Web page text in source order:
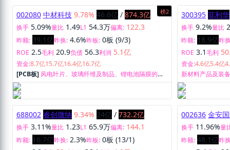
榜2
002080 中材科技 9.78% 46.6亿 / 874.3亿
换手 5.09%量比 1.49L1 54.3万偏离: 122.3
昨额: 39.1亿昨换: 4.6%昨板: 0板 (9/3)
ROE 2.5毛利 20.9负债 56.3利润 5.1亿
资金:8.7亿15.7亿16.4亿16.7亿
[PCB板] 风电叶片、玻璃纤维及制品、锂电池隔膜的研
发、制造及销售。
300395 菲利华
换手 9.2%量比
昨额: 18.9亿昨
ROE 3.1毛利
资金:4.6亿5.4亿
新材料产品及装
技术服务；石英
材料及制品的制
688002 睿创微纳 9.34% 24亿 / 732.2亿
换手 3.11%量比 1.23L1 65.9万偏离: 144.1
昨额: 16.7亿昨换: 2.3%昨板: 0板 (13/1)
002636 金安
换手 11.96%量
昨额: 48.1亿昨